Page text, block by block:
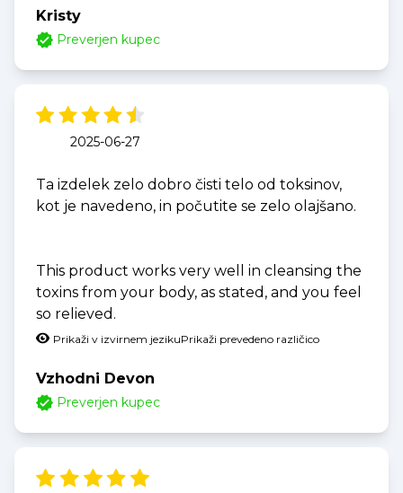
Kristy
Preverjen kupec
2025-06-27
Ta izdelek zelo dobro čisti telo od toksinov,
kot je navedeno, in počutite se zelo olajšano.
This product works very well in cleansing the
toxins from your body, as stated, and you feel
so relieved.
Prikaži v izvirnem jezikuPrikaži prevedeno različico
Vzhodni Devon
Preverjen kupec